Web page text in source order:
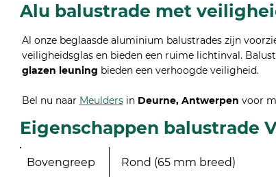
Alu balustrade met
Al onze beglaasde aluminium balustrades zijn
veiligheidsglas en bieden een ruime lichtinval.
glazen leuning bieden een verhoogde veiligheid.
Bel nu naar Meuldersin Deurne, Antwerpen voor
Eigenschappen balustrade
Bovengreep Rond (65 mm breed)